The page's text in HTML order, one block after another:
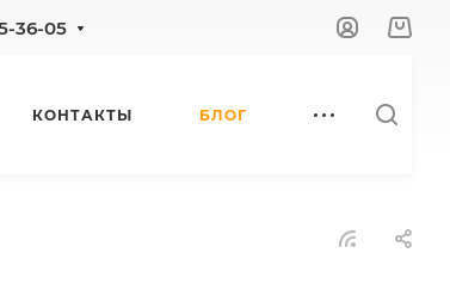
36-05
КОНТАКТЫ БЛОГ